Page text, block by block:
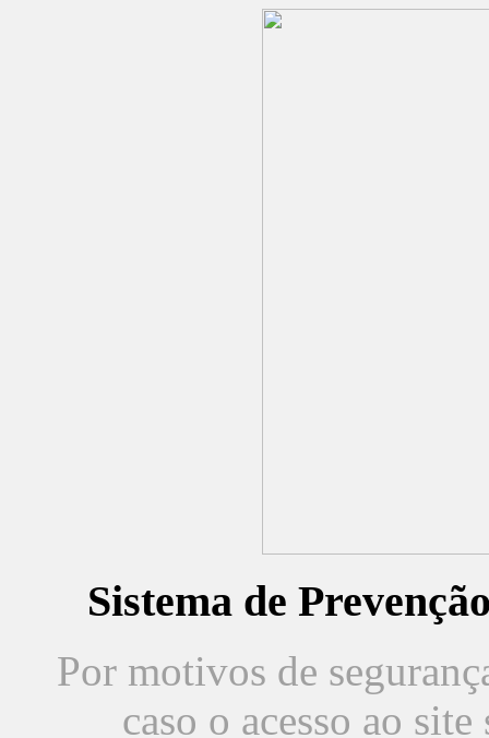
Sistema de
Por motivos de
caso o acesso ao